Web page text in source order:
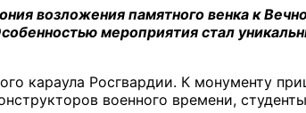
возложения памятного венка к
мероприятия стал
караула Росгвардии. К монументу
военного времени,